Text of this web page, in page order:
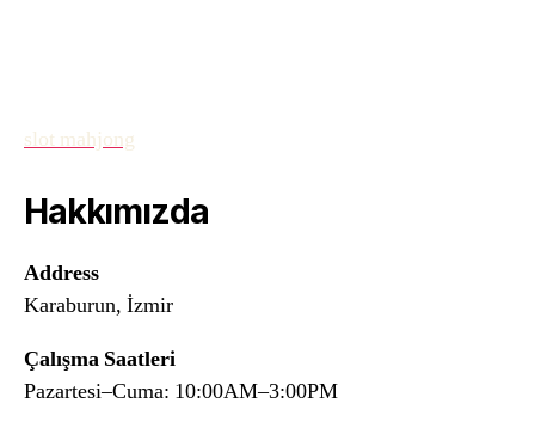
slot mahjong
Hakkımızda
Address
Karaburun, İzmir
Çalışma Saatleri
Pazartesi–Cuma: 10:00AM–3:00PM